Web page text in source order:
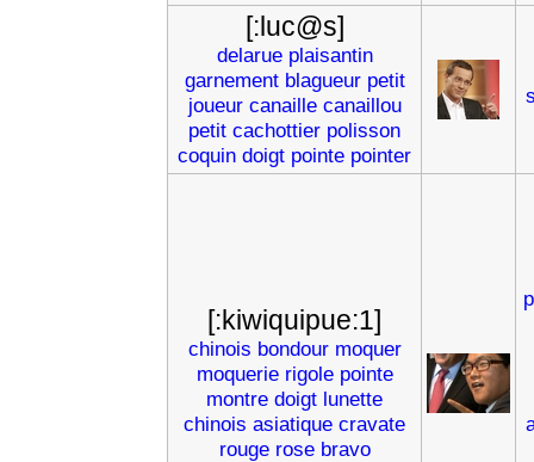
[:luc@s]
delarue plaisantin
garnement blagueur petit
joueur canaille canaillou
petit cachottier polisson
coquin doigt pointe pointer
[:kiwiquipue:1]
chinois bondour moquer
moquerie rigole pointe
montre doigt lunette
chinois asiatique cravate
rouge rose bravo